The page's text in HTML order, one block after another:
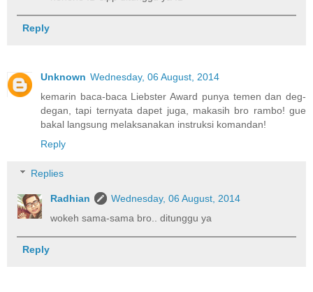
Reply
Unknown Wednesday, 06 August, 2014
kemarin baca-baca Liebster Award punya temen dan deg-
degan, tapi ternyata dapet juga, makasih bro rambo! gue
bakal langsung melaksanakan instruksi komandan!
Reply
Replies
Radhian
Wednesday, 06 August, 2014
wokeh sama-sama bro.. ditunggu ya
Reply